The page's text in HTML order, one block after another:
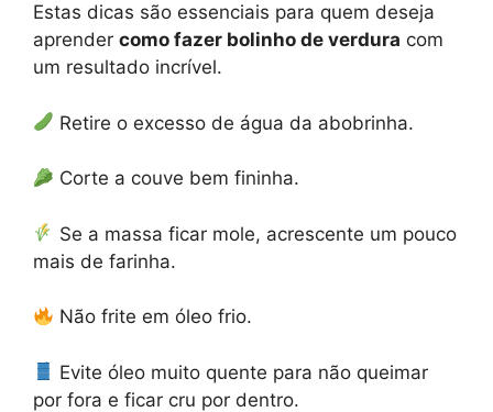
Estas dicas são essenciais para quem deseja
aprender como fazer bolinho de verdura com
um resultado incrível.
Retire o excesso de água da abobrinha.
Corte a couve bem fininha.
Se a massa ficar mole, acrescente um pouco
mais de farinha.
Não frite em óleo frio.
Evite óleo muito quente para não queimar
por fora e ficar cru por dentro.